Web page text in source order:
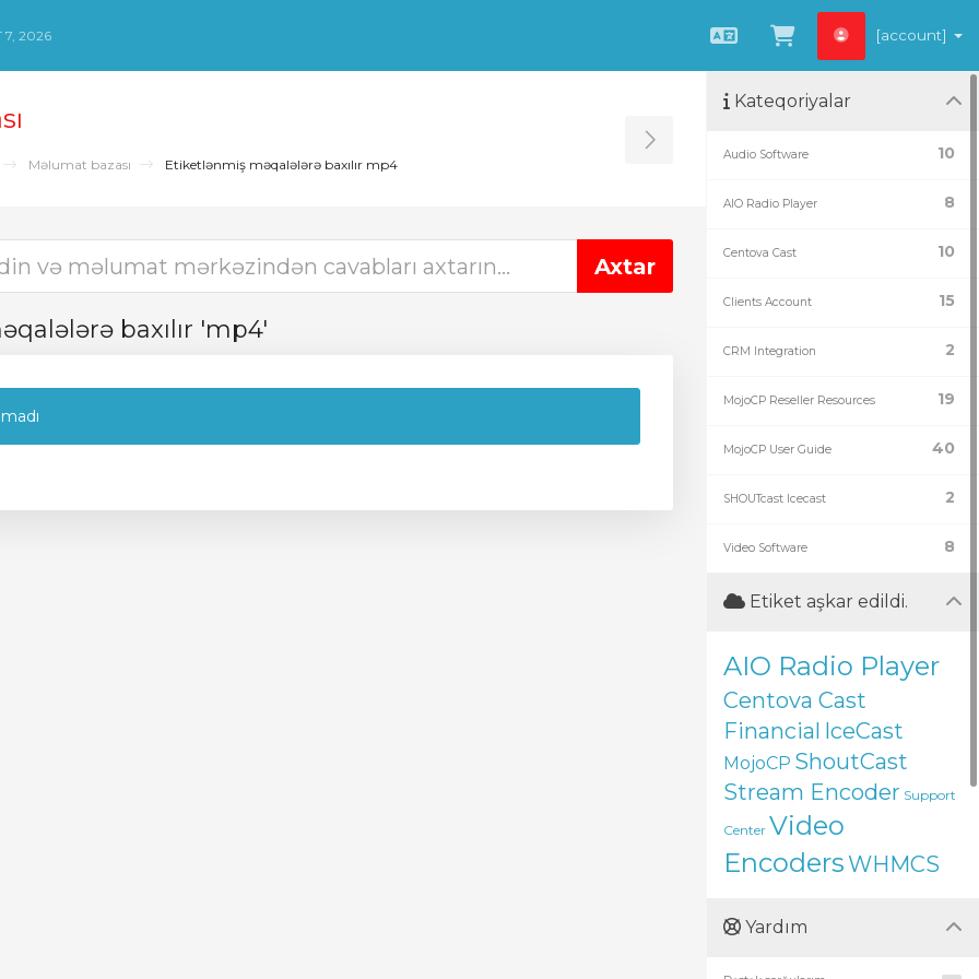
7, 2026
Azerbaijani
Səbətə bax
[account]
Məlumat bazası Etiketlənmiş məqalələrə baxılır mp4 Toggle Sidebar
baxılır 'mp4'
Kateqoriyalar
10
Audio Software
8
AIO Radio Player
10
Centova Cast
15
Clients Account
2
CRM Integration
19
MojoCP Reseller Resources
40
MojoCP User Guide
2
SHOUTcast Icecast
8
Video Software
Etiket aşkar edildi.
AIO Radio Player
Centova Cast
Financial IceCast
MojoCP ShoutCast
Stream Encoder Support
Center Video
EncodersWHMCS
Yardım